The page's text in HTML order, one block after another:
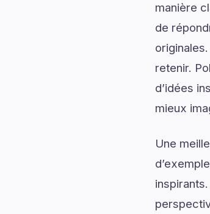
manière
de
retenir.
d’idées
mieux
Une